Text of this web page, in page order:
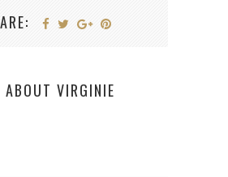
ABOUT VIRGINIE